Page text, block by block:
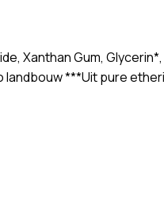
Xanthan Gum,
landbouw ***Uit pure